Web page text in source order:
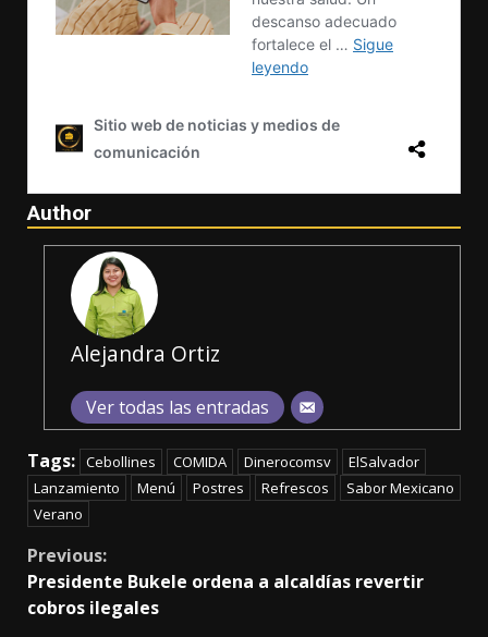
Author
Alejandra Ortiz
Ver todas las entradas
Tags: Cebollines COMIDA Dinerocomsv
ElSalvador
Lanzamiento
Menú Postres Refrescos
Sabor Mexicano
Verano
Continue
Reading
Previous:
Presidente Bukele ordena a alcaldías revertir
cobros ilegales